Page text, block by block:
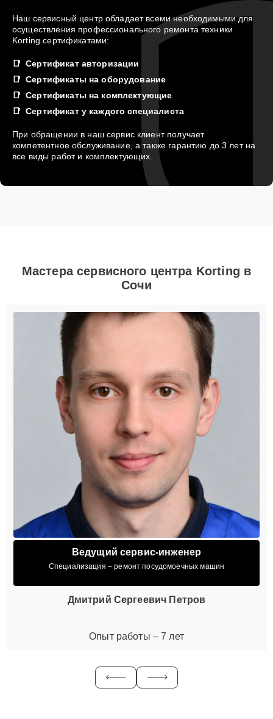
Наш сервисный центр обладает всеми необходимыми для
осуществления профессионального ремонта техники
Korting сертификатами:
Сертификат авторизации
Сертификаты на оборудование
Сертификаты на комплектующие
Сертификат у каждого специалиста
При обращении в наш сервис клиент получает
компетентное обслуживание, а также гарантию до 3 лет на
все виды работ и комплектующих.
Мастера сервисного центра Korting в
Сочи
Ведущий сервис-инженер
Специализация – ремонт посудомоечных машин
Дмитрий Сергеевич Петров
Опыт работы – 7 лет